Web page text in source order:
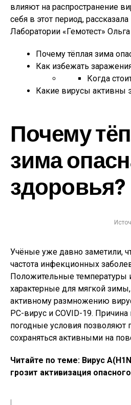
влияют на распространение
себя в этот период,
Лаборатории «Гемотест»
Почему тёплая зима
Как избежать
Когда
Какие вирусы активны
Почему
зима
здоровья?
Учёные уже давно заметили,
частота инфекционных
Положительные температуры
характерные для мягкой
активному размножению
РС-вирус и COVID-19. Причина
погодные условия позволяют
сохраняться активными на
Читайте по теме: Вирус
грозит активизация